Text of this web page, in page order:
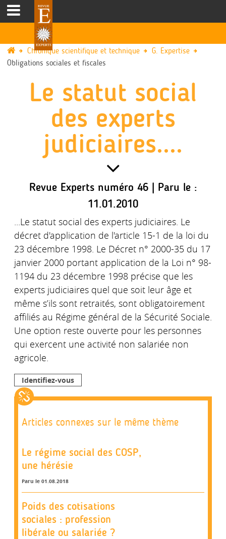
Chronique scientifique et technique
G. Expertise
Obligations sociales et fiscales
Le statut social
des experts
judiciaires....
Revue Experts numéro 46 | Paru le :
11.01.2010
...Le statut social des experts judiciaires. Le
décret d'application de l'article 15-1 de la loi du
23 décembre 1998. Le Décret n° 2000-35 du 17
janvier 2000 portant application de la Loi n° 98-
1194 du 23 décembre 1998 précise que les
experts judiciaires quel que soit leur âge et
même s’ils sont retraités, sont obligatoirement
affiliés au Régime général de la Sécurité Sociale.
Une option reste ouverte pour les personnes
qui exercent une activité non salariée non
agricole.
Identifiez-vous
Articles connexes sur le même thème
Le régime social des COSP,
une hérésie
Paru le 01.08.2018
Poids des cotisations
sociales : profession
libérale ou salariée ?